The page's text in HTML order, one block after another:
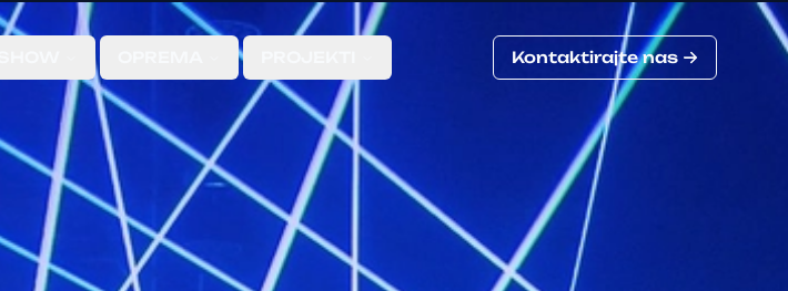
Kontaktirajte nas